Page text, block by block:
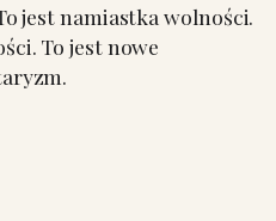
jest namiastka wolności.
To jest nowe